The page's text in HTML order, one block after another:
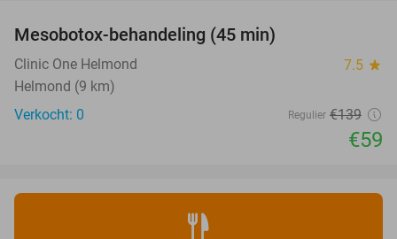
TODAY
Mesobotox-behandeling (45 min)
Clinic One Helmond 7.5 star
Helmond (9 km)
Verkocht: 0
Regulier €139
€59